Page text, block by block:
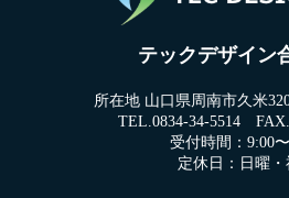
テックデザイン
所在地 山口県周南市久米
TEL.0834-34-5514
受付時間：9:00
定休日：日曜・